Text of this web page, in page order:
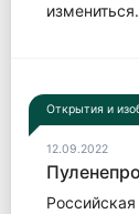
измениться.
Открытия и
12.09.2022